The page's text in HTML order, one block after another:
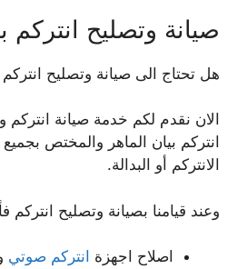
صيانة وتصليح انتركم
هل تحتاج الى صيانة وتصليح انتركم
الان نقدم لكم خدمة صيانة انتركم
انتركم بيان الماهر والمختص
الانتركم أو البدالة.
وعند قيامنا بصيانة وتصليح انتركم
اصلاح اجهزة انتركم صوتي